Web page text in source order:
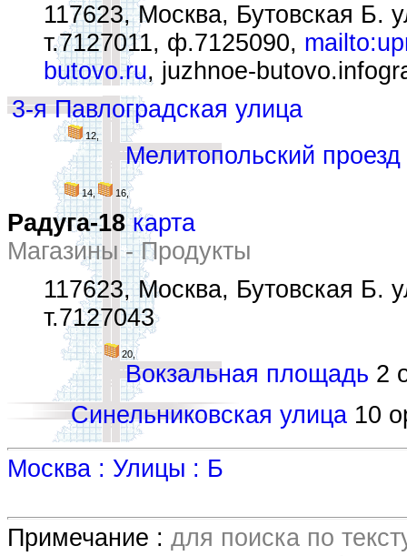
117623, Москва, Бутовская Б.
т.7127011, ф.7125090,
butovo.ru, juzhnoe-
3-я Павлоградская улица
12,
Мелитопольский проезд
14, 16,
Радуга-18 карта
Магазины - Продукты
117623, Москва, Бутовская Б.
т.7127043
20,
Вокзальная площадь 2
Синельниковская улица 10
Москва : Улицы : Б
Примечание : для поиска по